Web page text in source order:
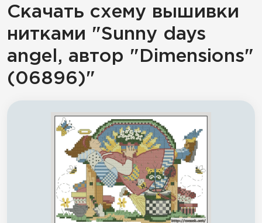
Скачать схему вышивки
нитками "Sunny days
angel, автор "Dimensions"
(06896)"